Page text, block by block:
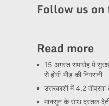
Follow us on
Read more
15 अगस्त समारोह में
से होगी भीड़ की निगरानी
उत्तरकाशी में 4.2
मानसून के साथ दस्तक देती